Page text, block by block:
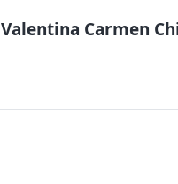
Valentina Carmen